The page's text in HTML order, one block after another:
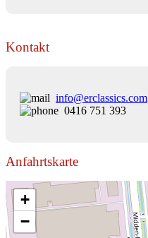
Kontakt
info@erclassics.com
0416 751 393
Anfahrtskarte
+
−